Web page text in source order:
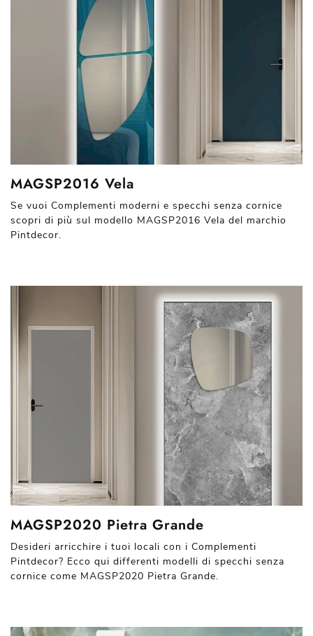
MAGSP2016 Vela
Se vuoi Complementi moderni e specchi senza cornice
scopri di più sul modello MAGSP2016 Vela del marchio
Pintdecor.
MAGSP2020 Pietra Grande
Desideri arricchire i tuoi locali con i Complementi
Pintdecor? Ecco qui differenti modelli di specchi senza
cornice come MAGSP2020 Pietra Grande.